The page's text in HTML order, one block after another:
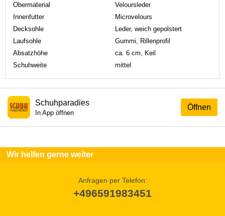
Obermaterial
Veloursleder
Innenfutter
Microvelours
Decksohle
Leder, weich gepolstert
Laufsohle
Gummi, Rillenprofil
Absatzhöhe
ca. 6 cm, Keil
Schuhweite
mittel
Öffnen
Schuhparadies
In App öffnen
Wir helfen gerne weiter
Anfragen per Telefon:
+496591983451